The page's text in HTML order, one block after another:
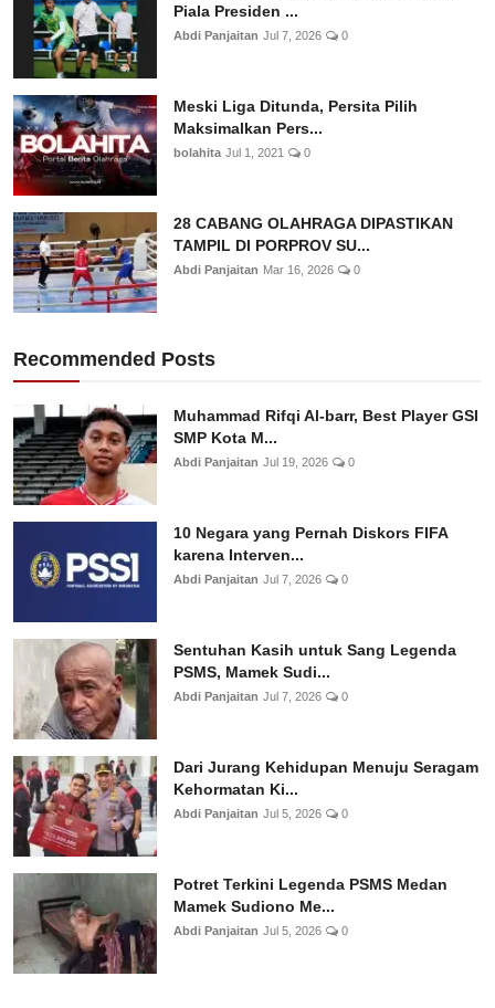
Piala Presiden ...
Abdi Panjaitan Jul 7, 2026 0
Meski Liga Ditunda, Persita Pilih
Maksimalkan Pers...
bolahita Jul 1, 2021 0
28 CABANG OLAHRAGA DIPASTIKAN
TAMPIL DI PORPROV SU...
Abdi Panjaitan Mar 16, 2026 0
Recommended Posts
Muhammad Rifqi Al-barr, Best Player GSI
SMP Kota M...
Abdi Panjaitan Jul 19, 2026 0
10 Negara yang Pernah Diskors FIFA
karena Interven...
Abdi Panjaitan Jul 7, 2026 0
Sentuhan Kasih untuk Sang Legenda
PSMS, Mamek Sudi...
Abdi Panjaitan Jul 7, 2026 0
Dari Jurang Kehidupan Menuju Seragam
Kehormatan Ki...
Abdi Panjaitan Jul 5, 2026 0
Potret Terkini Legenda PSMS Medan
Mamek Sudiono Me...
Abdi Panjaitan Jul 5, 2026 0